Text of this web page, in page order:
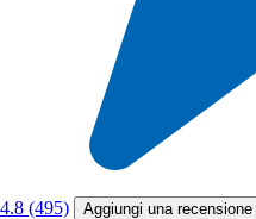
4.8 (495) Aggiungi una recensione